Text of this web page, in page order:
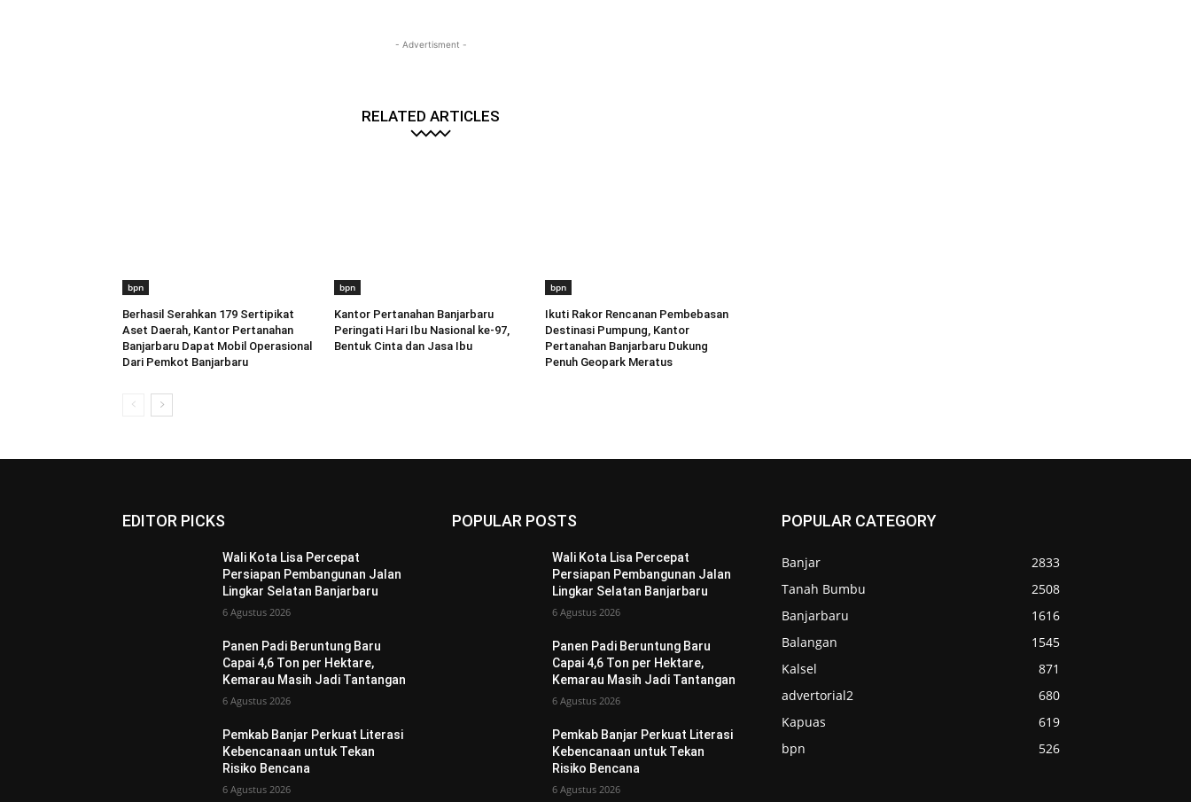
- Advertisment -
RELATED ARTICLES
bpn
Berhasil Serahkan 179 Sertipikat
Aset Daerah, Kantor Pertanahan
Banjarbaru Dapat Mobil Operasional
Dari Pemkot Banjarbaru
bpn
Kantor Pertanahan Banjarbaru
Peringati Hari Ibu Nasional ke-97,
Bentuk Cinta dan Jasa Ibu
bpn
Ikuti Rakor Rencanan Pembebasan
Destinasi Pumpung, Kantor
Pertanahan Banjarbaru Dukung
Penuh Geopark Meratus
EDITOR PICKS
Wali Kota Lisa Percepat
Persiapan Pembangunan Jalan
Lingkar Selatan Banjarbaru
6 Agustus 2026
Panen Padi Beruntung Baru
Capai 4,6 Ton per Hektare,
Kemarau Masih Jadi Tantangan
6 Agustus 2026
Pemkab Banjar Perkuat Literasi
Kebencanaan untuk Tekan
Risiko Bencana
6 Agustus 2026
POPULAR POSTS
Wali Kota Lisa Percepat
Persiapan Pembangunan Jalan
Lingkar Selatan Banjarbaru
6 Agustus 2026
Panen Padi Beruntung Baru
Capai 4,6 Ton per Hektare,
Kemarau Masih Jadi Tantangan
6 Agustus 2026
Pemkab Banjar Perkuat Literasi
Kebencanaan untuk Tekan
Risiko Bencana
6 Agustus 2026
POPULAR CATEGORY
Banjar
2833
Tanah Bumbu
2508
Banjarbaru
1616
Balangan
1545
Kalsel
871
advertorial2
680
Kapuas
619
bpn
526